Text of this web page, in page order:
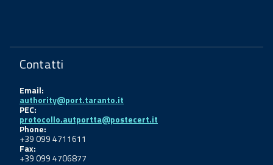
Contatti
Email:
authority@port.taranto.it
PEC:
protocollo.autportta@postecert.it
Phone:
+39 099 4711611
Fax:
+39 099 4706877